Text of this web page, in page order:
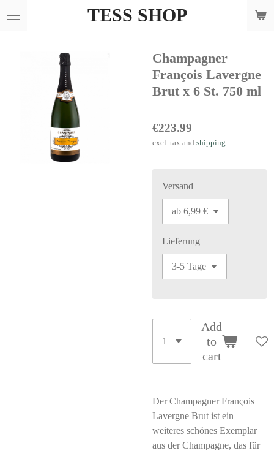
Skip
TESS SHOP
Champagner
François Lavergne
Brut x 6 St. 750 ml
€223.99
excl. tax and shipping
Versand
Lieferung
Add
to
cart
Der Champagner François
Lavergne Brut ist ein
weiteres schönes Exemplar
aus der Champagne, das für